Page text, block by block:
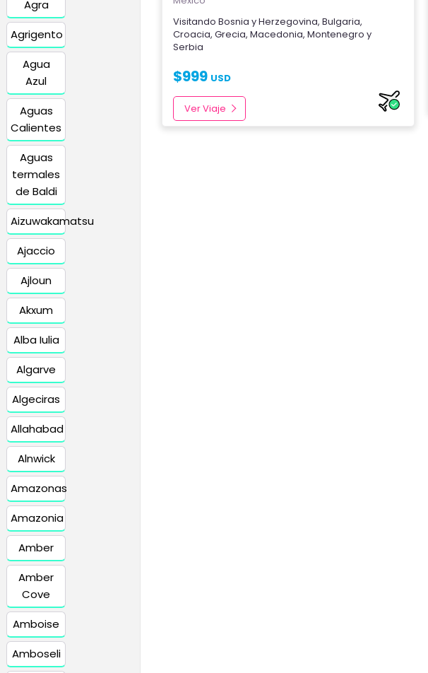
Agra
Agrigento
Agua
Azul
Aguas
Calientes
Aguas
termales
de Baldi
Aizuwakamatsu
Ajaccio
Ajloun
Akxum
Alba Iulia
Algarve
Algeciras
Allahabad
Alnwick
Amazonas
Amazonia
Amber
Amber
Cove
Amboise
Amboseli
Visitando Bosnia y Herzegovina, Bulgaria,
Croacia, Grecia, Macedonia, Montenegro y
Serbia
$999 USD
Ver Viaje